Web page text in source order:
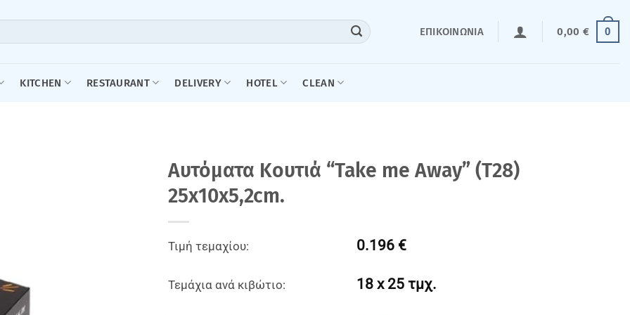
ΕΠΙΚΟΙΝΩΝΊΑ 0,00 € 0
KITCHEN RESTAURANT DELIVERY HOTEL CLEAN
Aυτόματα Κουτιά “Take me Away” (T28)
25x10x5,2cm.
Τιμή τεμαχίου: 0.196 €
Τεμάχια ανά κιβώτιο: 18 x 25 τμχ.